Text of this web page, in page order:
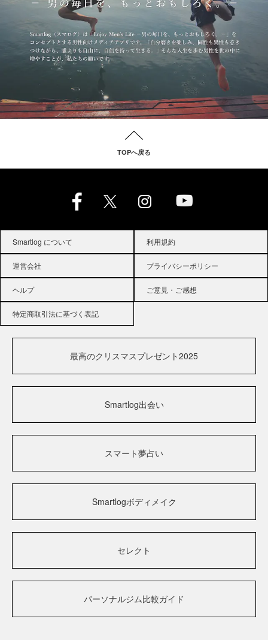
TOPへ戻る
Smartlog について 利用規約
運営会社 プライバシーポリシー
ヘルプ ご意見・ご感想
特定商取引法に基づく表記
最高のクリスマスプレゼント2025
Smartlog出会い
スマート夢占い
Smartlogボディメイク
セレクト
パーソナルジム比較ガイド